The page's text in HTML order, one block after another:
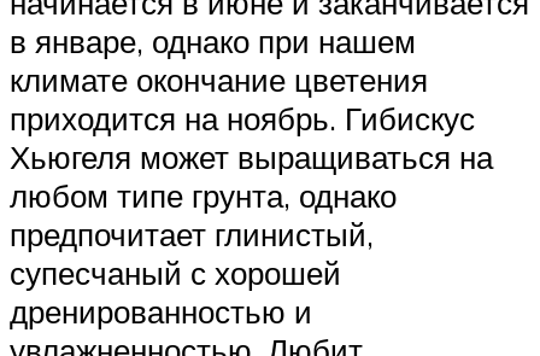
в январе, однако при нашем
климате окончание цветения
приходится на ноябрь. Гибискус
Хьюгеля может выращиваться на
любом типе грунта, однако
предпочитает глинистый,
супесчаный с хорошей
дренированностью и